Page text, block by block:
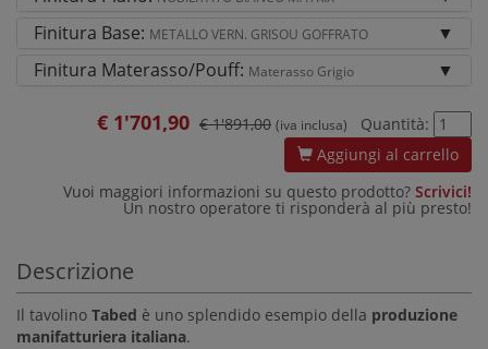
Finitura Base: METALLO VERN. GRISOU GOFFRATO
Finitura Materasso/Pouff: Materasso Grigio
€ 1'701,90 € 1'891,00 (iva inclusa)
Quantità:
Aggiungi al carrello
Vuoi maggiori informazioni su questo prodotto? Scrivici!
Un nostro operatore ti risponderà al più presto!
Descrizione
Il tavolino Tabed è uno splendido esempio della produzione
manifatturiera italiana.